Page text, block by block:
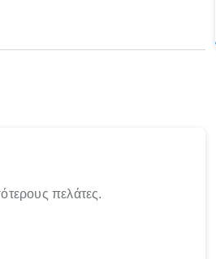
πελάτες.